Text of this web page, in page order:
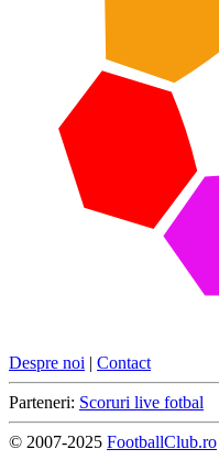
Despre noi | Contact
Parteneri: Scoruri live fotbal
© 2007-2025 FootballClub.ro